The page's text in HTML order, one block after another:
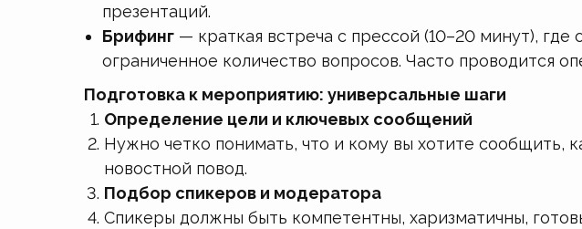
презентаций.
Брифинг — краткая встреча с прессой (10–20 минут),
ограниченное количество вопросов. Часто проводится
Подготовка к мероприятию: универсальные шаги
Определение цели и ключевых сообщений
Нужно четко понимать, что и кому вы хотите
новостной повод.
Подбор спикеров и модератора
Спикеры должны быть компетентны, харизматичны,